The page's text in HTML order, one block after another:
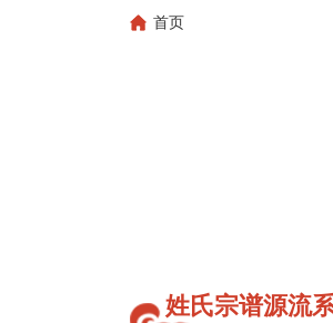
首页
姓氏宗谱源流